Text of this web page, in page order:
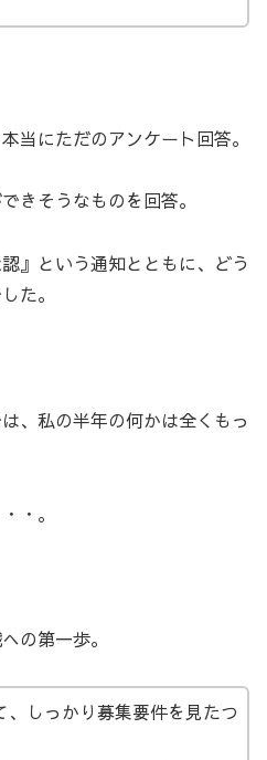
当にただのアンケート回答。
きそうなものを回答。
』という通知とともに、どう
た。
、私の半年の何かは全くもっ
・。
の第一歩。
、しっかり募集要件を見たつ